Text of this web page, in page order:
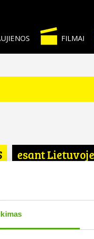
FILMAI
esant Lietuvoje